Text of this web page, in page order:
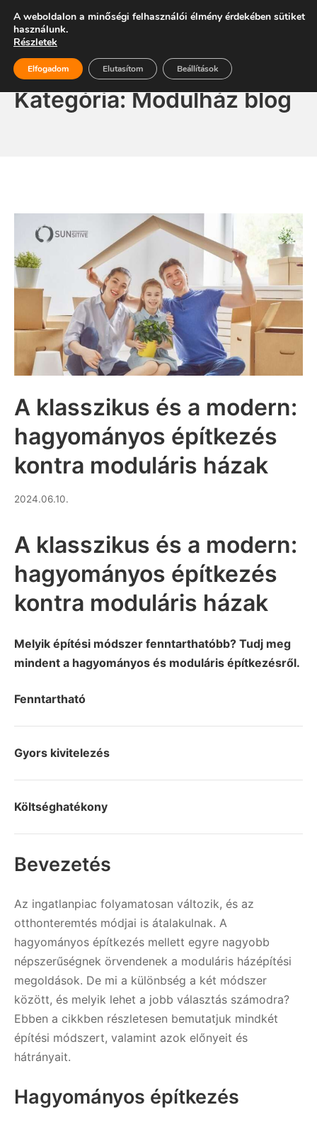
content
Energiaszabadság
Kategória:Modulház blog
A klasszikus és a modern:
hagyományos építkezés
kontra moduláris házak
2024.06.10.
A klasszikus és a modern:
hagyományos építkezés
kontra moduláris házak
Melyik építési módszer fenntarthatóbb? Tudj meg
mindent a hagyományos és moduláris építkezésről.
Fenntartható
Gyors kivitelezés
Költséghatékony
Bevezetés
Az ingatlanpiac folyamatosan változik, és az
otthonteremtés módjai is átalakulnak. A
hagyományos építkezés mellett egyre nagyobb
népszerűségnek örvendenek a moduláris házépítési
megoldások. De mi a különbség a két módszer
között, és melyik lehet a jobb választás számodra?
Ebben a cikkben részletesen bemutatjuk mindkét
építési módszert, valamint azok előnyeit és
hátrányait.
Hagyományos építkezés
A weboldalon a minőségi felhasználói élmény érdekében sütiket
használunk.
Részletek
Elfogadom Elutasítom Beállítások